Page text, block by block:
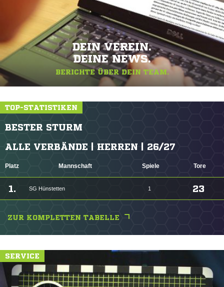
DEIN VEREIN.
DEINE NEWS.
BERICHTE ÜBER DEIN TEAM.
TOP-STATISTIKEN
BESTER STURM
ALLE VERBÄNDE | HERREN | 26/27
Platz Mannschaft Spiele Tore
1. SG Hünstetten 1 23
ZUR KOMPLETTEN TABELLE
SERVICE